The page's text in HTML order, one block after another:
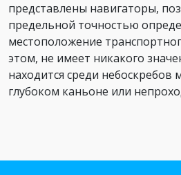
представлены навигаторы,
предельной точностью
местоположение
этом, не имеет никакого
находится среди небоскребов
глубоком каньоне или